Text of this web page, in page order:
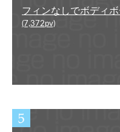
フィンなしでボディ
(7,372pv)